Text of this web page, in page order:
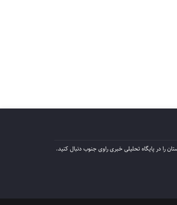
را در پایگاه تحلیلی خبری راوی جنوب دنبال کنید.